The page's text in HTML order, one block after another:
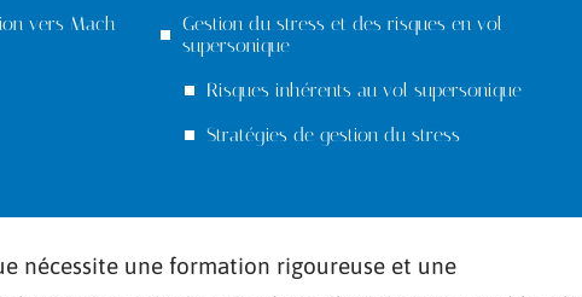
vers Mach
Gestion du stress et des risques en vol
supersonique
Risques inhérents au vol supersonique
Stratégies de gestion du stress
nécessite une formation rigoureuse et une